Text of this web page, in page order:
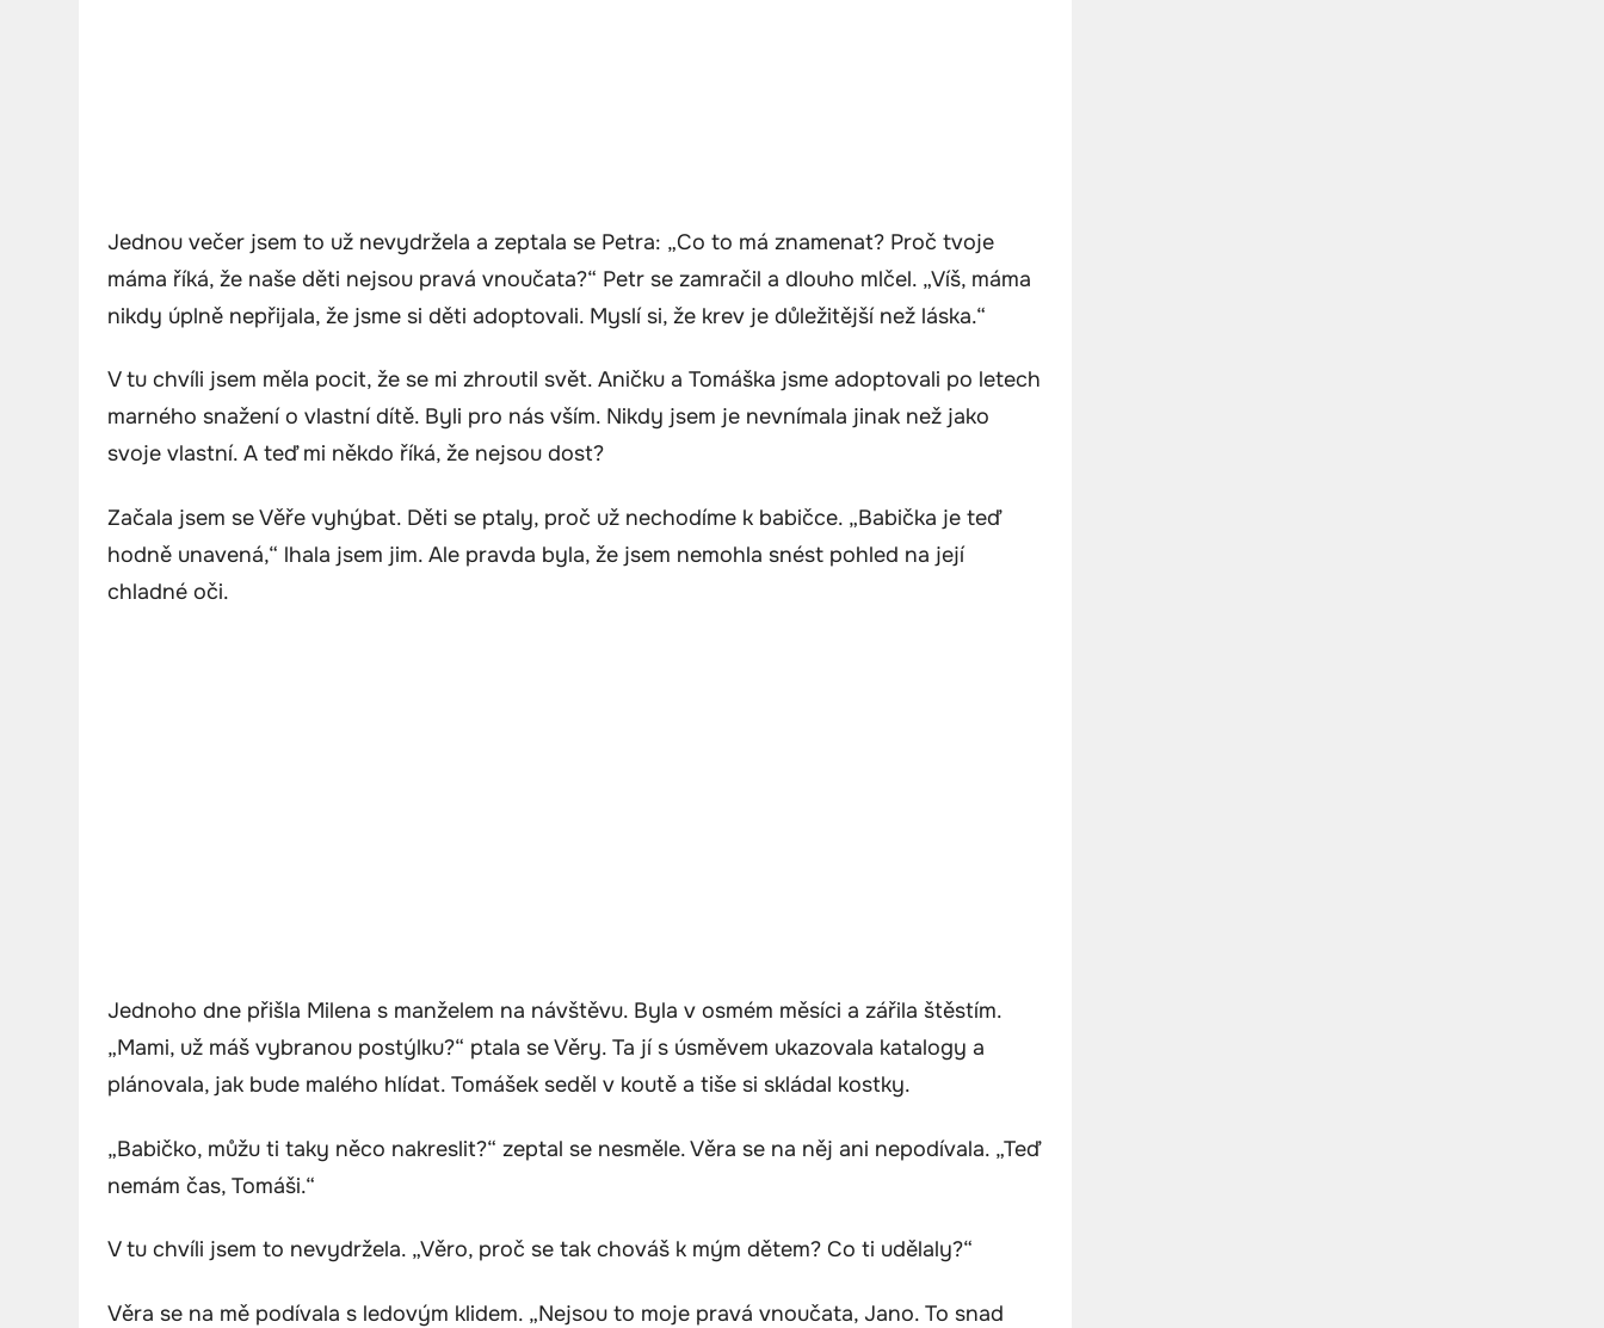
Jednou večer jsem to už nevydržela a zeptala se Petra: „Co to má znamenat? Proč tvoje
máma říká, že naše děti nejsou pravá vnoučata?“ Petr se zamračil a dlouho mlčel. „Víš, máma
nikdy úplně nepřijala, že jsme si děti adoptovali. Myslí si, že krev je důležitější než láska.“
V tu chvíli jsem měla pocit, že se mi zhroutil svět. Aničku a Tomáška jsme adoptovali po letech
marného snažení o vlastní dítě. Byli pro nás vším. Nikdy jsem je nevnímala jinak než jako
svoje vlastní. A teď mi někdo říká, že nejsou dost?
Začala jsem se Věře vyhýbat. Děti se ptaly, proč už nechodíme k babičce. „Babička je teď
hodně unavená,“ lhala jsem jim. Ale pravda byla, že jsem nemohla snést pohled na její
chladné oči.
Jednoho dne přišla Milena s manželem na návštěvu. Byla v osmém měsíci a zářila štěstím.
„Mami, už máš vybranou postýlku?“ ptala se Věry. Ta jí s úsměvem ukazovala katalogy a
plánovala, jak bude malého hlídat. Tomášek seděl v koutě a tiše si skládal kostky.
„Babičko, můžu ti taky něco nakreslit?“ zeptal se nesměle. Věra se na něj ani nepodívala. „Teď
nemám čas, Tomáši.“
V tu chvíli jsem to nevydržela. „Věro, proč se tak chováš k mým dětem? Co ti udělaly?“
Věra se na mě podívala s ledovým klidem. „Nejsou to moje pravá vnoučata, Jano. To snad